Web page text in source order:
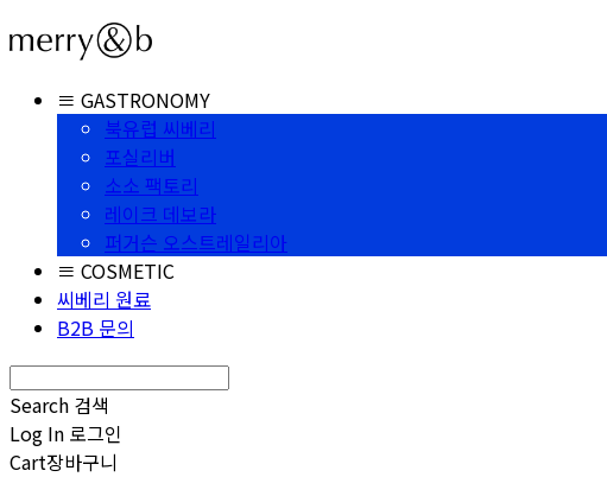
≡ GASTRONOMY
북유럽 씨베리
포실리버
소소 팩토리
레이크 데보라
퍼거슨 오스트레일리아
≡ COSMETIC
씨베리 원료
B2B 문의
Search 검색
Log In 로그인
Cart장바구니